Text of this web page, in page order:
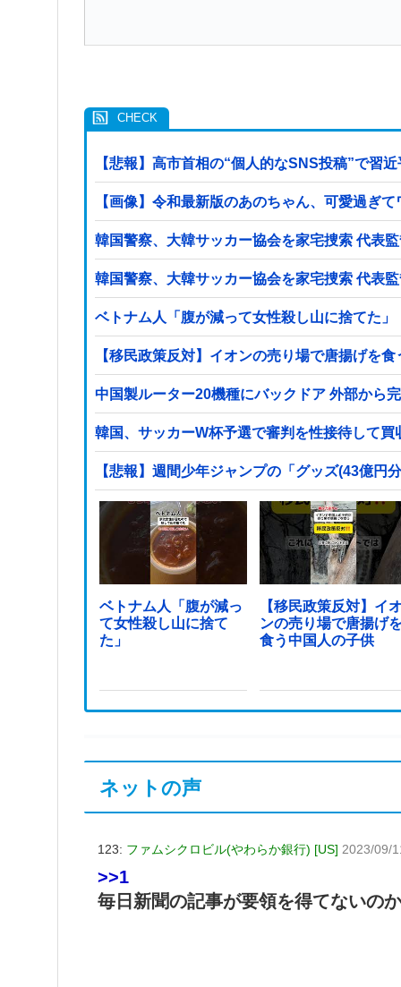
【悲報】高市首相の“個人的なSNS投稿”で習
【画像】令和最新版のあのちゃん、可愛過ぎ
韓国警察、大韓サッ
韓国警察、大韓サッ
ベトナム人「腹が減って女性殺し山に捨てた」
【移民政策反対】イオンの売り場で唐揚げを
中国製ルーター20機種にバックドア 外部から
韓国、サッカーW杯予選で審判を性接待して
【悲報】週間少年ジャンプの「グッズ(43億
ベトナム人「腹が減っ
て女性殺し山に捨て
た」
【移民政策反対】イ
ンの売り場で唐揚げ
食う中国人の子供
ネットの声
123: ファムシクロビル(やわらか銀行) [US] 2023/09/
>>1
毎日新聞の記事が要領を得てないの